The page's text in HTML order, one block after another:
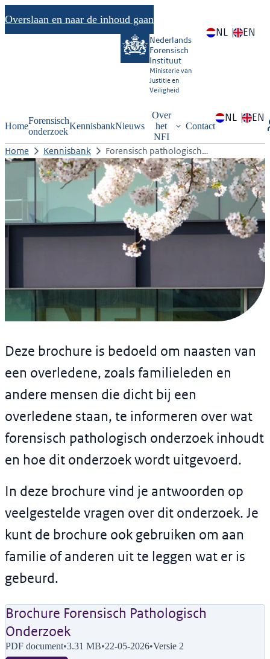
Overslaan en naar de inhoud gaan
NL EN
Nederlands
Forensisch
Instituut
Ministerie van
Justitie en
Veiligheid
Home
Forensisch
onderzoek
KennisbankNieuws
Over
het
NFI
Contact
NL EN
Home Kennisbank Forensisch pathologisch…
Forensisch pathologisch
onderzoek: informatie
voor naasten
Versie: 2
Deze brochure is bedoeld om naasten van
een overledene, zoals familieleden en
andere mensen die dicht bij een
overledene staan, te informeren over wat
forensisch pathologisch onderzoek inhoudt
en hoe dit onderzoek wordt uitgevoerd.
In deze brochure vind je antwoorden op
veelgestelde vragen over dit onderzoek. Je
kunt de brochure ook gebruiken om aan
familie of anderen uit te leggen wat er is
gebeurd.
Brochure Forensisch Pathologisch
Onderzoek
PDF document•3.31 MB•22-05-2026•Versie 2